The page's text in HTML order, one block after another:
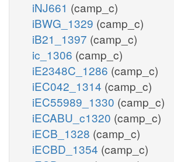
iNJ661 (camp_c)
iBWG_1329 (camp_c)
iB21_1397 (camp_c)
ic_1306 (camp_c)
iE2348C_1286 (camp_c)
iEC042_1314 (camp_c)
iEC55989_1330 (camp_c)
iECABU_c1320 (camp_c)
iECB_1328 (camp_c)
iECBD_1354 (camp_c)